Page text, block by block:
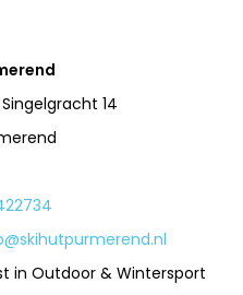
14
in Outdoor & Wintersport